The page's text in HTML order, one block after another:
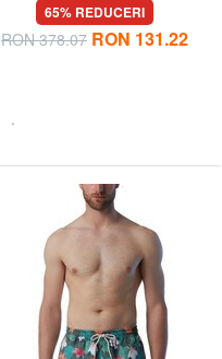
65% REDUCERI
RON 378.07 RON 131.22